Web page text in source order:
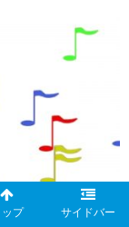
ップ サイドバー